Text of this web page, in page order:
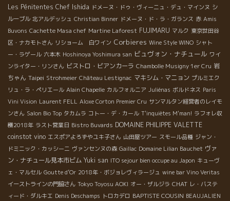
Baquey クロ・バケ このワインこそ西南部地方のトップ・ワイ
ン。 エリアンが現在の段階で、可能なすべてを尽くしたワイン。
このワインがフランス中の星付きレストランに入っている。 カベ
ルネ・フラン３５％、メルロー３５％、アブリュー１５％、カベ
ルネ・ソーヴィニョン１５％ 自生酵母のみ、ビン詰めまで酸化防
止剤の添加なし。 樽熟２２カ月、コンクリート槽１２カ月、ビン
熟１４カ月の長期熟成期間。 収穫から瓶詰まで４年の熟成を経
ザスから戻って、ここでワインを造りだした初リリース９８年。
１９年の歳月が流れ、常に問題意識を持っていろんな試作を重
ね、現段階でたどり着いた最高傑作である。 一人の男が精魂を込
めて造った西南部地方の最高峰のワイン！ 一度は試す価値あり！
きっと、大きな発見がありますよ。
Les Pénitentes Chef Ishida ドメーヌ・ドゥ・ヴィーニュ・デュ・マインヌ シ
ルーブル 北アルデッシュ Christian Binner ドメーヌ・ド・ラ・ガランス 赤 Amis
Buvons Cachette Masa chef Martine Laforest FUJIMARU マルク 東京世田谷
区・ナカモトさん リショーム 白ワイン Corbieres Wine Style WINO シャト
ー・ラゲール 六本木 Hoshinoya Yoshimura san ビュヴォン・ナチュール ワイ
ンライター・リンさん ビストロ・ビアンカーラ Chambolle Musigny 1er Cru 岩
ちゃん Taipei Strohmeier Château Lestignac マキシム・マニョン プルミエク
リュ・ラ・ペリエール Alain Chapelle カルフォルニア Juliénas ボルドネス Paris
Vini Vision Laurent FELL Aloxe Corton Premier Cru サンマルタン経営者のレイモ
ンさん Salon Bio Top タカムラ コトー・デ・カール T'inquiètes M'man! ラフォレ収
穫2018年 ラスト営業日 Bistro Buvards DOMAINE PHILIPPE VALETTE
coinstot vino エスポアよろずやユキ子さん 山田屋ツアー スモール品種 ジャン・
ドミニック・カッシーニ ヴァンセンヌの森 Gaillac Domaine Lilian Bauchet ヴァ
ン・ナチュール見本市ビム Yuki san ITO sejour bien occupe au Japon キューヴ
ェ・マルセル Goutte d’Or 2018年・ボジョレヴィラージュ wine bar Vino Veritas
イーストラインの門脇さん Tokyo Toyosu AOKI オー・ザルジラ CHAT レ・バステ
ィード・ダルキエ Denis Deschamps トロカデロ BAPTISTE COUSIN BEAUJALIEN